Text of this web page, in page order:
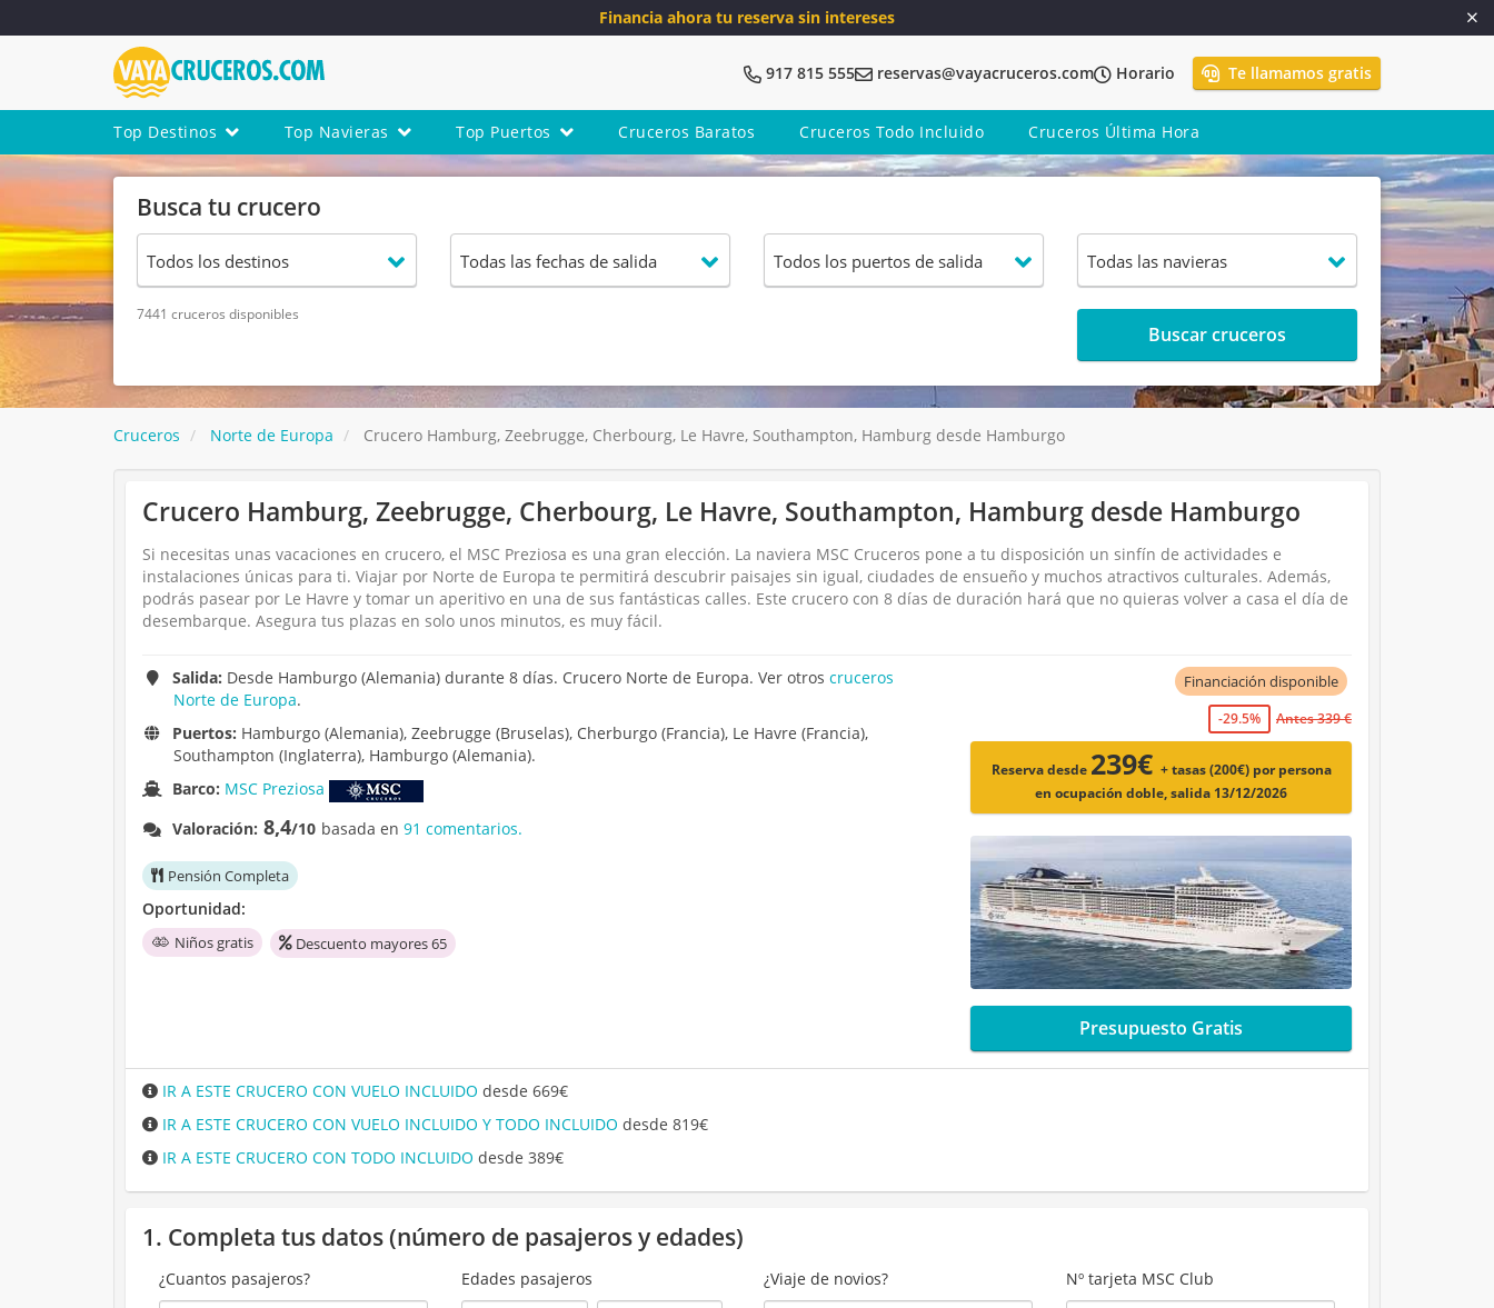
Financia ahora tu reserva sin intereses
917 815 555 reservas@vayacruceros.com Horario Te llamamos gratis
Top Destinos Top Navieras Top Puertos Cruceros Baratos Cruceros Todo Incluido Cruceros Última Hora
Busca tu crucero
7441 cruceros disponibles
Buscar cruceros
Cruceros Norte de Europa Crucero Hamburg, Zeebrugge, Cherbourg, Le Havre, Southampton, Hamburg desde Hamburgo
Crucero Hamburg, Zeebrugge, Cherbourg, Le Havre, Southampton, Hamburg desde Hamburgo
Si necesitas unas vacaciones en crucero, el MSC Preziosa es una gran elección. La naviera MSC Cruceros pone a tu disposición un sinfín de actividades e
instalaciones únicas para ti. Viajar por Norte de Europa te permitirá descubrir paisajes sin igual, ciudades de ensueño y muchos atractivos culturales. Además,
podrás pasear por Le Havre y tomar un aperitivo en una de sus fantásticas calles. Este crucero con 8 días de duración hará que no quieras volver a casa el día de
desembarque. Asegura tus plazas en solo unos minutos, es muy fácil.
Salida: Desde Hamburgo (Alemania) durante 8 días. Crucero Norte de Europa. Ver otroscruceros
Norte de Europa.
Puertos: Hamburgo (Alemania), Zeebrugge (Bruselas), Cherburgo (Francia), Le Havre (Francia),
Southampton (Inglaterra), Hamburgo (Alemania).
Barco: MSC Preziosa
Valoración: 8,4/10 basada en91 comentarios.
Pensión Completa
Oportunidad:
Niños gratis Descuento mayores 65
Financiación disponible
-29.5% Antes 339 €
Reserva desde 239€ + tasas (200€) por persona
en ocupación doble, salida 13/12/2026
Presupuesto Gratis
IR A ESTE CRUCERO CON VUELO INCLUIDO desde 669€
IR A ESTE CRUCERO CON VUELO INCLUIDO Y TODO INCLUIDO desde 819€
IR A ESTE CRUCERO CON TODO INCLUIDO desde 389€
1. Completa tus datos (número de pasajeros y edades)
¿Cuantos pasajeros? Edades pasajeros ¿Viaje de novios? Nº tarjeta MSC Club